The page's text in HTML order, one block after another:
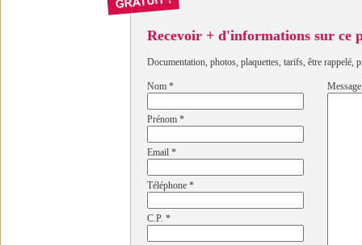
Recevoir + d'informations sur ce
Documentation, photos, plaquettes, tarifs, être rappelé,
Nom *
Prénom *
Email *
Téléphone *
C.P. *
Message